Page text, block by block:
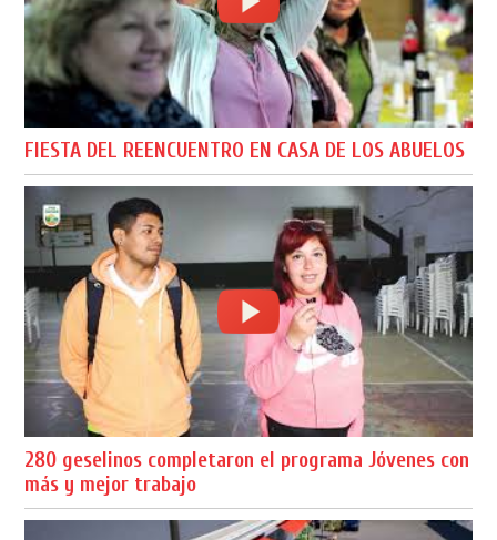
FIESTA DEL REENCUENTRO EN CASA DE LOS ABUELOS
280 geselinos completaron el programa Jóvenes con
más y mejor trabajo